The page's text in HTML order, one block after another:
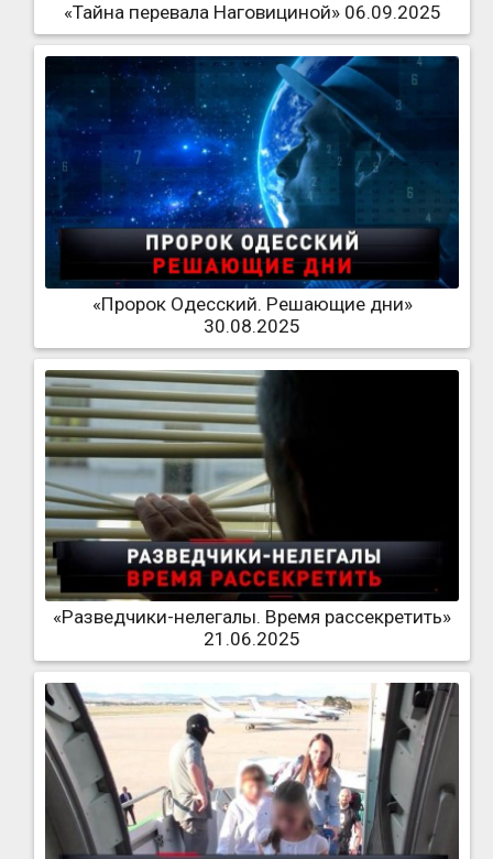
«Тайна перевала Наговициной» 06.09.2025
«Пророк Одесский. Решающие дни»
30.08.2025
«Разведчики-нелегалы. Время рассекретить»
21.06.2025